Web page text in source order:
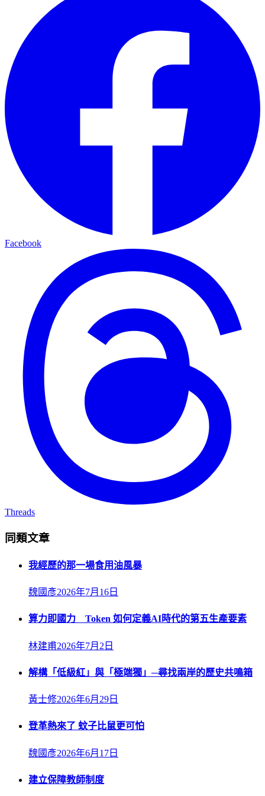
Facebook
Threads
同類文章
我經歷的那一場食用油風暴
魏國彥2026年7月16日
算力即國力 Token 如何定義AI時代的第五生產要素
林建甫2026年7月2日
解構「低級紅」與「極端獨」─尋找兩岸的歷史共鳴箱
黃士修2026年6月29日
登革熱來了 蚊子比鼠更可怕
魏國彥2026年6月17日
建立保障教師制度